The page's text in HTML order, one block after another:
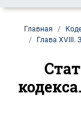
Главная
Глава XVIII.